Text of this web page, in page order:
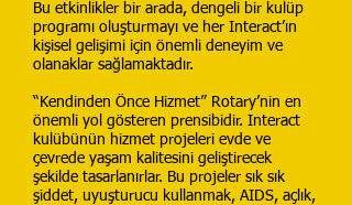
Bu etkinlikler bir arada, dengeli bir kulüp
programı oluşturmayı ve her Interact’ın
kişisel gelişimi için önemli deneyim ve
olanaklar sağlamaktadır.
“Kendinden Önce Hizmet” Rotary’nin en
önemli yol gösteren prensibidir. Interact
kulübünün hizmet projeleri evde ve
çevrede yaşam kalitesini geliştirecek
şekilde tasarlanırlar. Bu projeler sık sık
şiddet, uyuşturucu kullanmak, AIDS, açlık,